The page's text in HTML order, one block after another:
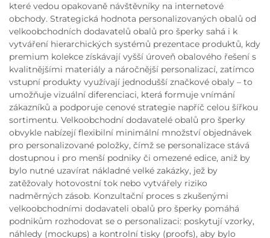
které vedou opakovaně návštěvníky na internetové
obchody. Strategická hodnota personalizovaných obalů od
velkoobchodních dodavatelů obalů pro šperky sahá i k
vytváření hierarchických systémů prezentace produktů, kdy
premium kolekce získávají vyšší úroveň obalového řešení s
kvalitnějšími materiály a náročnější personalizací, zatímco
vstupní produkty využívají jednodušší značkové obaly – to
umožňuje vizuální diferenciaci, která formuje vnímání
zákazníků a podporuje cenové strategie napříč celou šířkou
sortimentu. Velkoobchodní dodavatelé obalů pro šperky
obvykle nabízejí flexibilní minimální množství objednávek
pro personalizované položky, čímž se personalizace stává
dostupnou i pro menší podniky či omezené edice, aniž by
bylo nutné uzavírat nákladné velké zakázky, jež by
zatěžovaly hotovostní tok nebo vytvářely riziko
nadměrných zásob. Konzultační proces s zkušenými
velkoobchodními dodavateli obalů pro šperky pomáhá
podnikům rozhodovat se o personalizaci: poskytují vzorky,
náhledy (mockups) a kontrolní tisky (proofs), aby bylo